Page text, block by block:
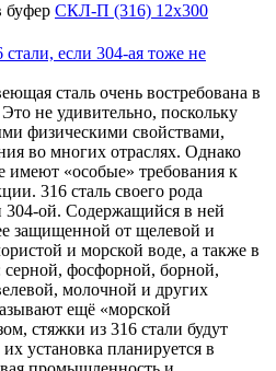
СКЛ-П (316) 12х300
если 304-ая тоже не
сталь очень востребована в
не удивительно, поскольку
физическими свойствами,
во многих отраслях. Однако
имеют «особые» требования к
316 сталь своего рода
304-ой. Содержащийся в ней
защищенной от щелевой и
и морской воде, а также в
серной, фосфорной, борной,
молочной и других
ещё «морской
стяжки из 316 стали будут
установка планируется в